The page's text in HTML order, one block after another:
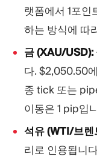
랫폼에서 1포
하는 방식에 따
금 (XAU/USD):
다. $2,050.50
종 tick 또는
이동은 1 pip입
석유 (WTI/브렌
리로 인용됩니